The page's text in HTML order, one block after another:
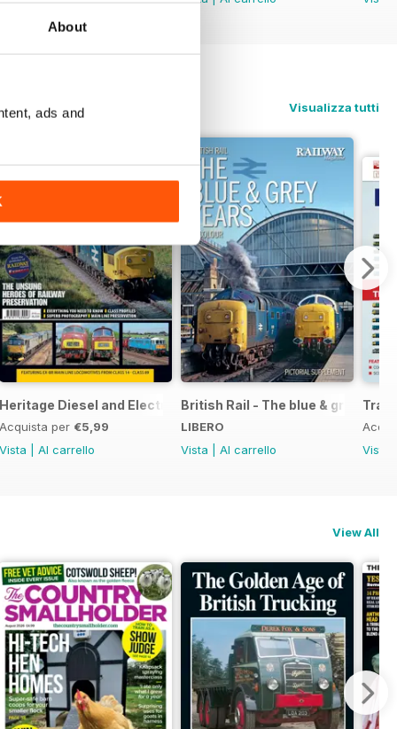
About
ads and Visualizza tutti
Heritage Diesel and Electric Locomotives
Acquista per €5,99
Vista
Al carrello
British Rail - The blue & grey years
LIBERO
Vista
Al carrello
Vista
View All